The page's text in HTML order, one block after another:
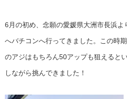
6月の初め、念願の愛媛県大洲市長浜
へバチコンへ行ってきました。この時
のアジはもちろん50アップも狙えると
しながら挑んできました！